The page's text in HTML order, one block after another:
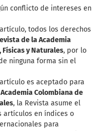
conflicto de intereses en
todos los derechos
de la Academia
Físicas y Naturales, por lo
ninguna forma sin el
es aceptado para
Colombiana de
, la Revista asume el
artículos en índices o
para